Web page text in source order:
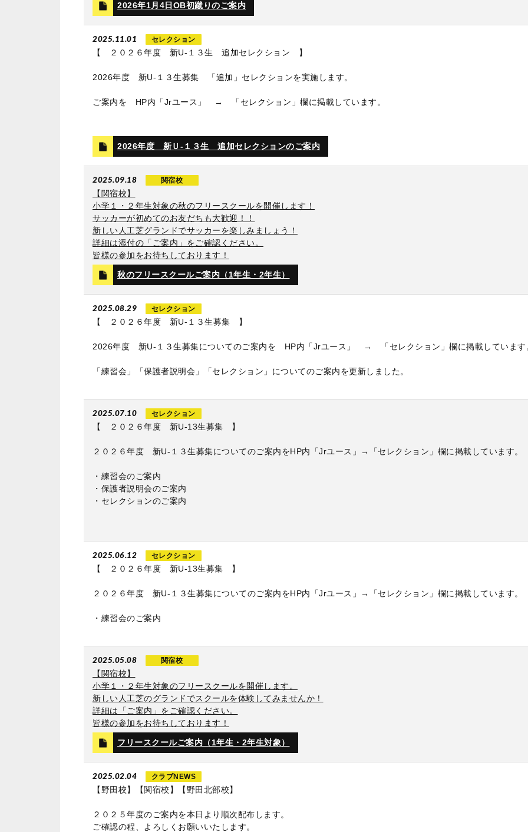
2026年1月4日OB初蹴りのご案内
2025.11.01 セレクション
【 ２０２６年度 新U‐１３生 追加セレクション 】
2026年度 新U‐１３生募集 「追加」セレクションを実施します。
ご案内を HP内「Jrユース」 → 「セレクション」欄に掲載しています。
2026年度 新Ｕ‐１３生 追加セレクションのご案内
2025.09.18 関宿校
【関宿校】
小学１・２年生対象の秋のフリースクールを開催します！
サッカーが初めてのお友だちも大歓迎！！
新しい人工芝グランドでサッカーを楽しみましょう！
詳細は添付の「ご案内」をご確認ください。
皆様の参加をお待ちしております！
秋のフリースクールご案内（1年生・2年生）
2025.08.29 セレクション
【 ２０２６年度 新U‐１３生募集 】
2026年度 新U‐１３生募集についてのご案内を HP内「Jrユース」 → 「セレクション」欄に掲載しています
「練習会」「保護者説明会」「セレクション」についてのご案内を更新しました。
2025.07.10 セレクション
【 ２０２６年度 新U‐13生募集 】
２０２６年度 新U‐１３生募集についてのご案内をHP内「Jrユース」→「セレクション」欄に掲載しています。
・練習会のご案内
・保護者説明会のご案内
・セレクションのご案内
2025.06.12 セレクション
【 ２０２６年度 新U‐13生募集 】
２０２６年度 新U‐１３生募集についてのご案内をHP内「Jrユース」→「セレクション」欄に掲載しています。
・練習会のご案内
2025.05.08 関宿校
【関宿校】
小学１・２年生対象のフリースクールを開催します。
新しい人工芝のグランドでスクールを体験してみませんか！
詳細は「ご案内」をご確認ください。
皆様の参加をお待ちしております！
フリースクールご案内（1年生・2年生対象）
2025.02.04 クラブNEWS
【野田校】【関宿校】【野田北部校】
２０２５年度のご案内を本日より順次配布します。
ご確認の程、よろしくお願いいたします。